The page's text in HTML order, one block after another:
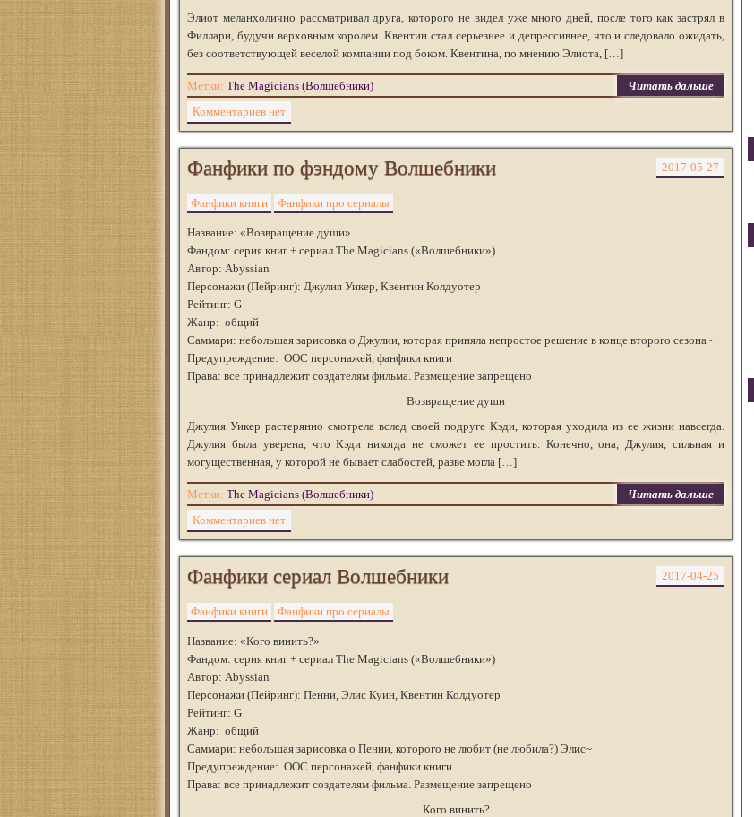
Элиот меланхолично рассматривал друга, которого не видел уже много дней, после того как застрял в
Филлари, будучи верховным королем. Квентин стал серьезнее и депрессивнее, что и следовало ожидать,
без соответствующей веселой компании под боком. Квентина, по мнению Элиота, […]
Читать дальше
Метки: The Magicians (Волшебники)
Комментариев нет
Фанфики по фэндому Волшебники 2017-05-27
Фанфики книги Фанфики про сериалы
Название: «Возвращение души»
Фандом: серия книг + сериал The Magicians («Волшебники»)
Автор: Abyssian
Персонажи (Пейринг): Джулия Уикер, Квентин Колдуотер
Рейтинг: G
Жанр: общий
Саммари: небольшая зарисовка о Джулии, которая приняла непростое решение в конце второго сезона~
Предупреждение: ООС персонажей, фанфики книги
Права: все принадлежит создателям фильма. Размещение запрещено
Возвращение души
Джулия Уикер растерянно смотрела вслед своей подруге Кэди, которая уходила из ее жизни навсегда.
Джулия была уверена, что Кэди никогда не сможет ее простить. Конечно, она, Джулия, сильная и
могущественная, у которой не бывает слабостей, разве могла […]
Читать дальше
Метки: The Magicians (Волшебники)
Комментариев нет
Фанфики сериал Волшебники 2017-04-25
Фанфики книги Фанфики про сериалы
Название: «Кого винить?»
Фандом: серия книг + сериал The Magicians («Волшебники»)
Автор: Abyssian
Персонажи (Пейринг): Пенни, Элис Куин, Квентин Колдуотер
Рейтинг: G
Жанр: общий
Саммари: небольшая зарисовка о Пенни, которого не любит (не любила?) Элис~
Предупреждение: ООС персонажей, фанфики книги
Права: все принадлежит создателям фильма. Размещение запрещено
Кого винить?